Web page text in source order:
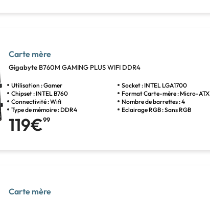
Carte mère
Gigabyte B760M GAMING PLUS WIFI DDR4
Utilisation : Gamer
Socket : INTEL LGA1700
Chipset : INTEL B760
Format Carte-mère : Micro-ATX
Connectivité : Wifi
Nombre de barrettes : 4
Type de mémoire : DDR4
Eclairage RGB : Sans RGB
119€99
Carte mère